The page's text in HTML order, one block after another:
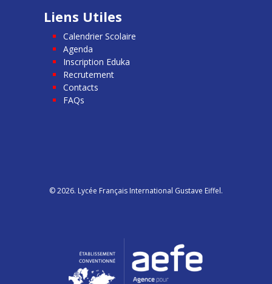
Liens Utiles
Calendrier Scolaire
Agenda
Inscription Eduka
Recrutement
Contacts
FAQs
© 2026. Lycée Français International Gustave Eiffel.